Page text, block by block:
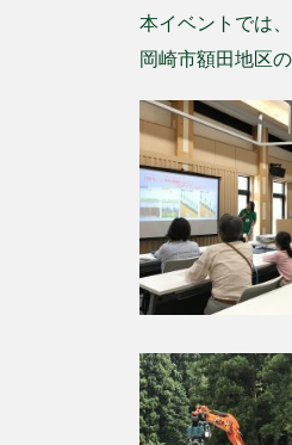
本イベントでは
岡崎市額田地区